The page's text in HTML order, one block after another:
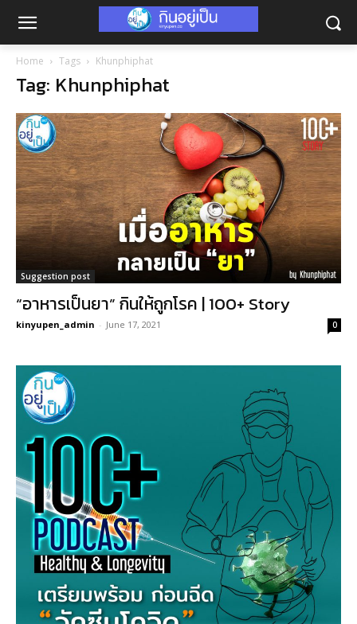
Home Tags Khunphiphat
Tag: Khunphiphat
Suggestion post
“อาหารเป็นยา” กินให้ถูกโรค | 100+ Story
kinyupen_admin - June 17, 2021 0